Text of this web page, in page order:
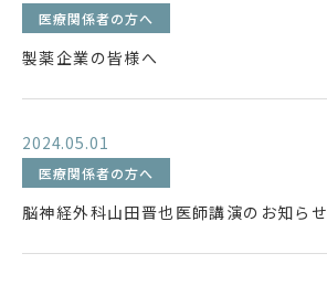
医療関係者の方へ
製薬企業の皆様へ
2024.05.01
医療関係者の方へ
脳神経外科山田晋也医師講演のお知らせ